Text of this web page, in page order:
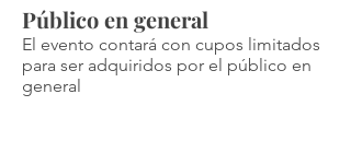
Público en general
El evento contará con cupos limitados
para ser adquiridos por el público en
general